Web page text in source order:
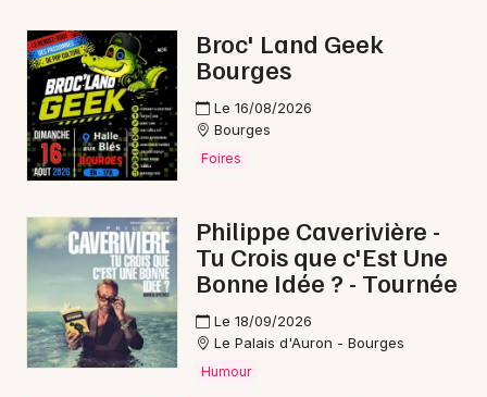
Broc' Land Geek
Bourges
Le 16/08/2026
Bourges
Foires
Philippe Caverivière -
Tu Crois que c'Est Une
Bonne Idée ? - Tournée
Le 18/09/2026
Le Palais d'Auron - Bourges
Humour